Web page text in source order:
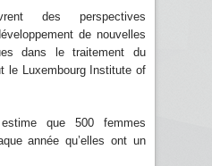
des perspectives
de nouvelles
dans le traitement du
le Luxembourg Institute of
que 500 femmes
année qu’elles ont un